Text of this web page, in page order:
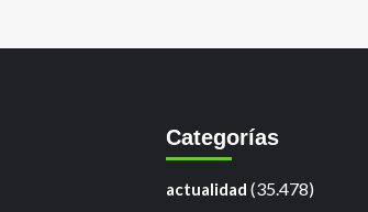
Categorías
actualidad (35.478)